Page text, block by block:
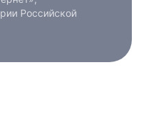
Российской